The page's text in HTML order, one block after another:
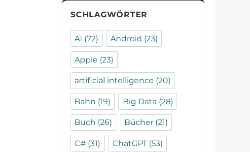
SCHLAGWÖRTER
AI (72) Android (23)
Apple (23)
artificial intelligence (20)
Bahn (19) Big Data (28)
Buch (26) Bücher(21)
C# (31) ChatGPT(53)